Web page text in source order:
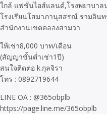
ใกล้ แฟชั่นไอส์แลนด์,โรงพยาบา
โรงเรียนโสมาภานุสสรณ์ รามอิน
สำนักงานเขตคลองสามวา
ให้เช่า8,000 บาท/เดือน
(สัญญาขั้นต่ำเช่า1ปี)
สนใจติดต่อ k.กุลจิรา
โทร : 0892719644
LINE OA : @365obplb
https://page.line.me/365obplb